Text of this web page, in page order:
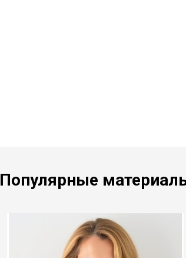
Популярные